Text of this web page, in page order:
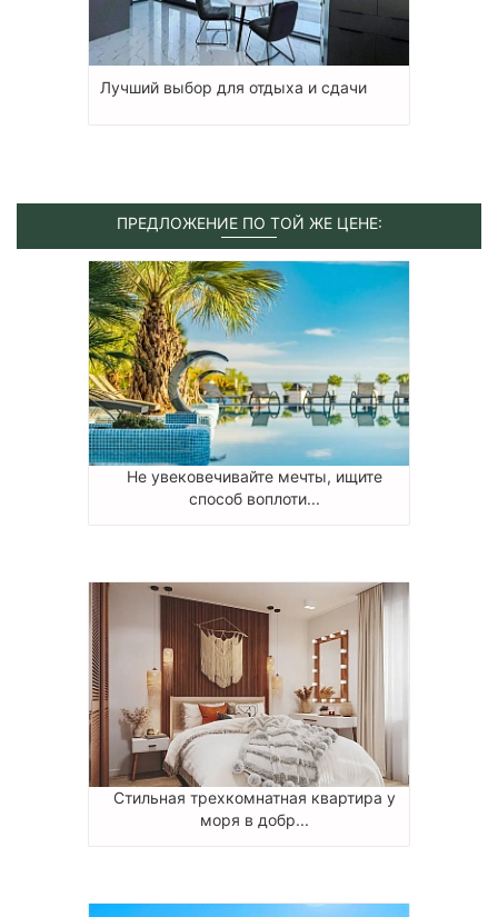
Лучший выбор для отдыха и сдачи
ПРЕДЛОЖЕНИЕ ПО ТОЙ ЖЕ ЦЕНЕ:
Не увековечивайте мечты, ищите
способ воплоти...
Стильная трехкомнатная квартира у
моря в добр...